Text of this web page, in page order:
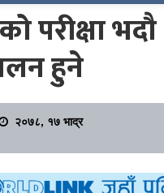
परीक्षा
हुने
२०७८, १७ भाद्र